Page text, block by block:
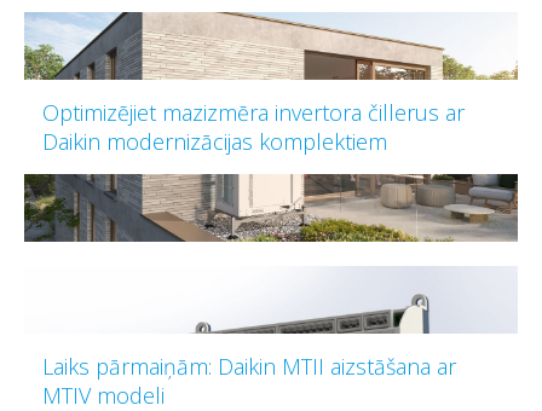
Optimizējiet mazizmēra invertora čillerus ar
Daikin modernizācijas komplektiem
Laiks pārmaiņām: Daikin MTII aizstāšana ar
MTIV modeli